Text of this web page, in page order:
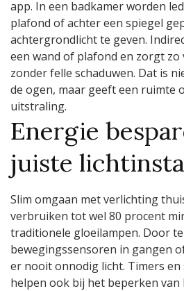
app. In een badkamer worden
plafond of achter een spiegel
achtergrondlicht te geven.
een wand of plafond en zorgt zo
zonder felle schaduwen. Dat is
de ogen, maar geeft een ruimte
uitstraling.
Energie
juiste
Slim omgaan met verlichting
verbruiken tot wel 80 procent
traditionele gloeilampen. Door
bewegingssensoren in gangen
er nooit onnodig licht. Timers en
helpen ook bij het beperken van